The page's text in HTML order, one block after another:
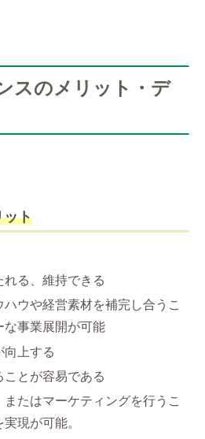
スのメリット・デ
ット
れる、維持できる
ウや経営素材を補完し合うこ
な事業展開が可能
向上する
とが容易である
たはマーケティングを行うこ
現が可能。